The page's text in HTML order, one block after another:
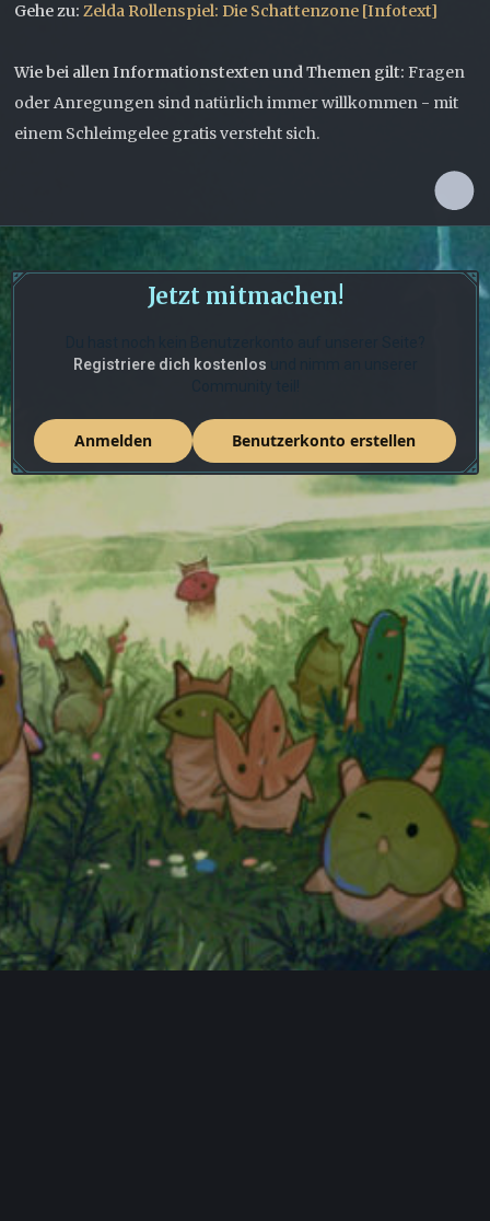
Gehe zu: Zelda Rollenspiel: Die Schattenzone [Infotext]
Wie bei allen Informationstexten und Themen gilt: Fragen
oder Anregungen sind natürlich immer willkommen - mit
einem Schleimgelee gratis versteht sich.
Jetzt mitmachen!
Registriere dich kostenlos
Benutzerkonto erstellen
Anmelden